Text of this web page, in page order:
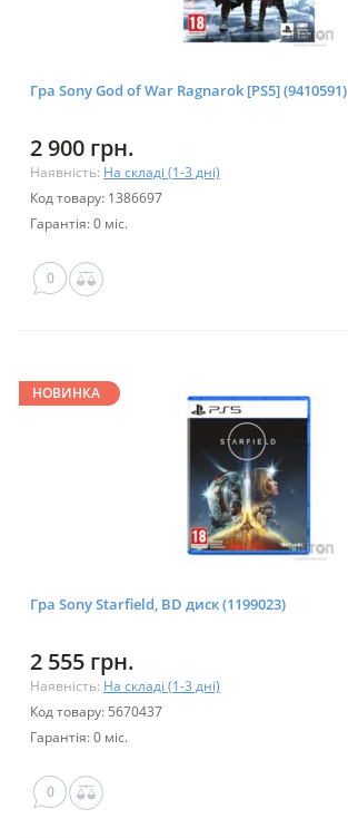
Гра Sony God of War Ragnarok [PS5] (9410591)
2 900 грн.
Наявність: На складі (1-3 дні)
Код товару: 1386697
Гарантія: 0 міс.
0
НОВИНКА
Гра Sony Starfield, BD диск (1199023)
2 555 грн.
Наявність: На складі (1-3 дні)
Код товару: 5670437
Гарантія: 0 міс.
0